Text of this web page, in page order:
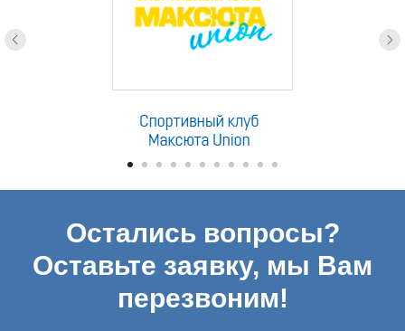
Остались вопросы?
Оставьте заявку, мы Вам
перезвоним!